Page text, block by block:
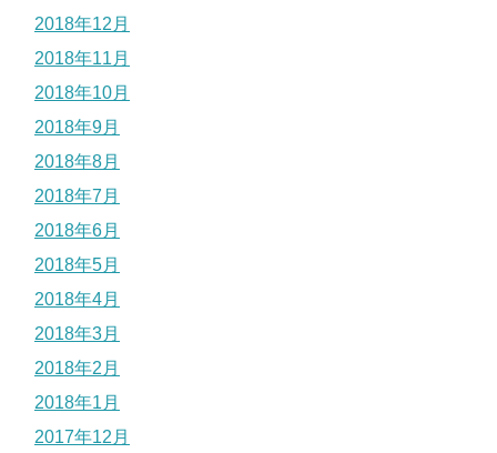
2018年12月
2018年11月
2018年10月
2018年9月
2018年8月
2018年7月
2018年6月
2018年5月
2018年4月
2018年3月
2018年2月
2018年1月
2017年12月